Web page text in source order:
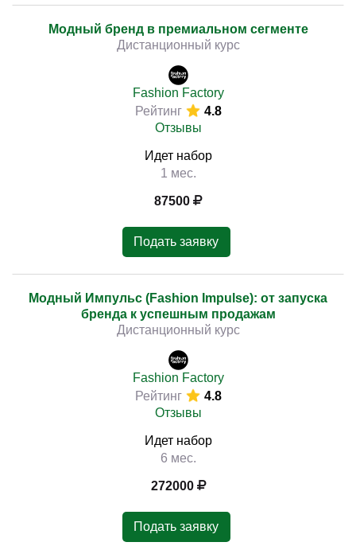
Модный бренд в премиальном сегменте
Дистанционный курс
Fashion Factory
Рейтинг
4.8
Отзывы
Идет набор
1 мес.
87500
Подать заявку
Модный Импульс (Fashion Impulse): от запуска
бренда к успешным продажам
Дистанционный курс
Fashion Factory
Рейтинг
4.8
Отзывы
Идет набор
6 мес.
272000
Подать заявку